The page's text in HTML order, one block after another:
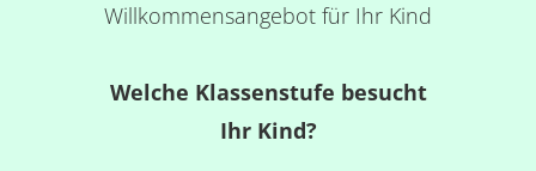
Willkommensangebot für Ihr Kind
Welche Klassenstufe besucht
Ihr Kind?